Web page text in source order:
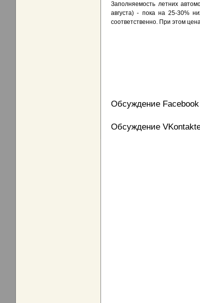
Заполняемость летних
августа) - пока на 25-30%
соответственно. При этом
Обсуждение Facebook
Обсуждение